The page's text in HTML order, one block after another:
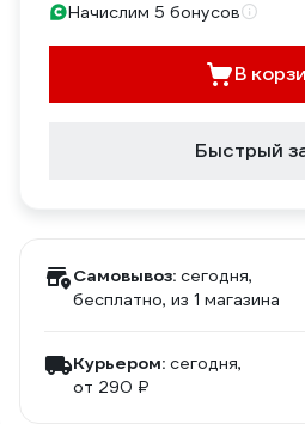
Начислим 5 бонусов
В
Быстрый
Самовывоз: сегодня,
бесплатно, из 1 магазина
Курьером: сегодня,
от 290 ₽